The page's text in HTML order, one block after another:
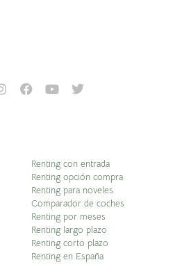
Renting con entrada
Renting opción compra
Renting para noveles
Comparador de coches
Renting por meses
Renting largo plazo
Renting corto plazo
Renting en España